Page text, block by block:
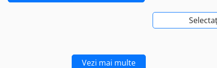
Vezi mai multe